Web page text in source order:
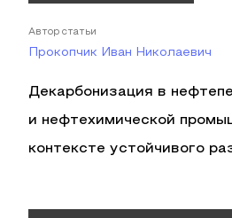
Автор статьи
Прокопчик Иван Николаевич
Декарбонизация в
и нефтехимической
контексте устойчивого